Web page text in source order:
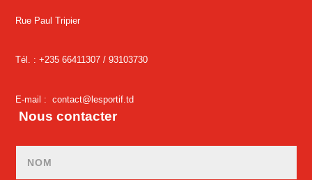
Rue Paul Tripier
Tél. : +235 66411307 /93103730
E-mail :contact@lesportif.td
Nous contacter